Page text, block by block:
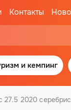
Контакты
и кемпинг
27.5 2020